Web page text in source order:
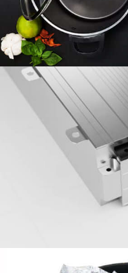
cilíndrico, y
Foil para el hogar
Confiable,
Versátil
Descubra los
para el hogar 8011
los días. Seguro para el
prueba de calor, y
envoltura, y
Hojas de aluminio